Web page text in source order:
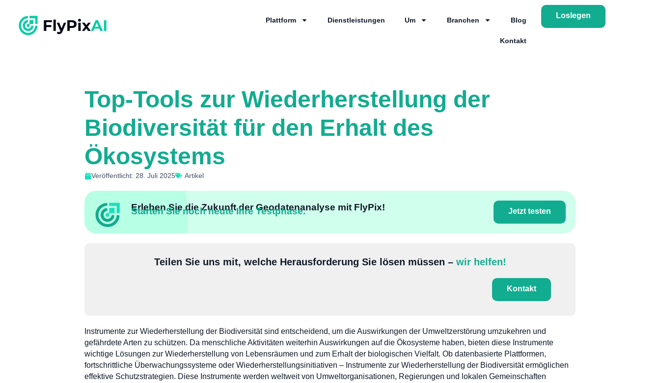
Plattform Dienstleistungen Um Branchen Blog
Kontakt
Loslegen
Top-Tools zur Wiederherstellung der
Biodiversität für den Erhalt des
Ökosystems
Veröffentlicht: 28. Juli 2025 Artikel
Erleben Sie die Zukunft der Geodatenanalyse mit FlyPix!
Starten Sie noch heute Ihre Testphase. Jetzt testen
Teilen Sie uns mit, welche Herausforderung Sie lösen müssen – wir helfen!
Kontakt
Instrumente zur Wiederherstellung der Biodiversität sind entscheidend, um die Auswirkungen der Umweltzerstörung umzukehren und
gefährdete Arten zu schützen. Da menschliche Aktivitäten weiterhin Auswirkungen auf die Ökosysteme haben, bieten diese Instrumente
wichtige Lösungen zur Wiederherstellung von Lebensräumen und zum Erhalt der biologischen Vielfalt. Ob datenbasierte Plattformen,
fortschrittliche Überwachungssysteme oder Wiederherstellungsinitiativen – Instrumente zur Wiederherstellung der Biodiversität ermöglichen
effektive Schutzstrategien. Diese Instrumente werden weltweit von Umweltorganisationen, Regierungen und lokalen Gemeinschaften